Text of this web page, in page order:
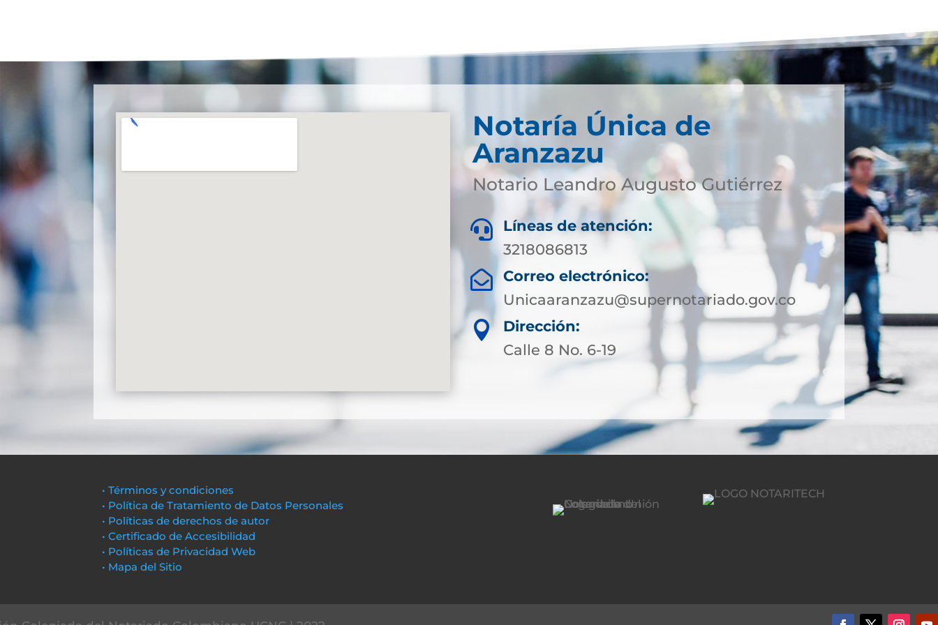
Notaría Única de
Aranzazu
Notario Leandro Augusto Gutiérrez

Líneas de atención:
3218086813

Correo electrónico:
Unicaaranzazu@supernotariado.gov.co

Dirección:
Calle 8 No. 6-19
• Términos y condiciones
• Política de Tratamiento de Datos Personales
• Políticas de derechos de autor
• Certificado de Accesibilidad
• Políticas de Privacidad Web
• Mapa del Sitio